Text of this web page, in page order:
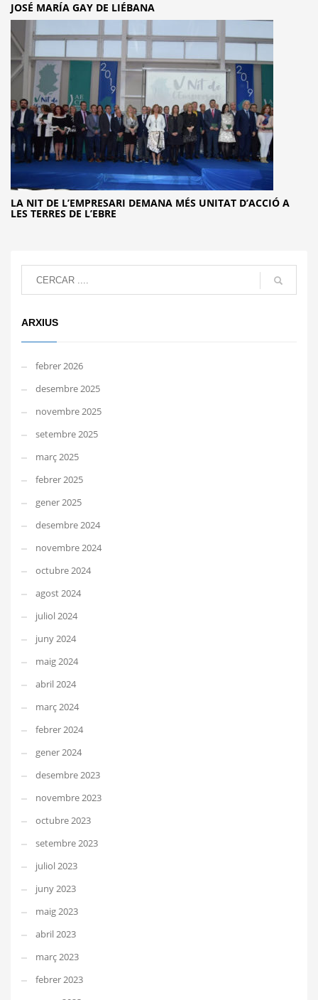
JOSÉ MARÍA GAY DE LIÉBANA
LA NIT DE L’EMPRESARI DEMANA MÉS UNITAT D’ACCIÓ A
LES TERRES DE L’EBRE
ARXIUS
febrer 2026
desembre 2025
novembre 2025
setembre 2025
març 2025
febrer 2025
gener 2025
desembre 2024
novembre 2024
octubre 2024
agost 2024
juliol 2024
juny 2024
maig 2024
abril 2024
març 2024
febrer 2024
gener 2024
desembre 2023
novembre 2023
octubre 2023
setembre 2023
juliol 2023
juny 2023
maig 2023
abril 2023
març 2023
febrer 2023